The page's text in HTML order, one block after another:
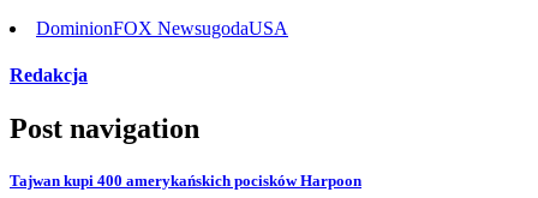
DominionFOX NewsugodaUSA
Redakcja
Post navigation
Tajwan kupi 400 amerykańskich pocisków Harpoon